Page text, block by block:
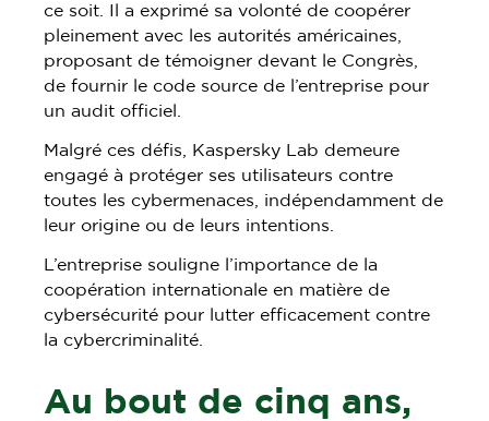
ce soit. Il a exprimé sa volonté de coopérer
pleinement avec les autorités américaines,
proposant de témoigner devant le Congrès,
de fournir le code source de l’entreprise pour
un audit officiel.
Malgré ces défis, Kaspersky Lab demeure
engagé à protéger ses utilisateurs contre
toutes les cybermenaces, indépendamment de
leur origine ou de leurs intentions.
L’entreprise souligne l’importance de la
coopération internationale en matière de
cybersécurité pour lutter efficacement contre
la cybercriminalité.
Au bout de cinq ans,